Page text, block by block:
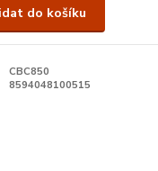
do košíku
CBC850
8594048100515